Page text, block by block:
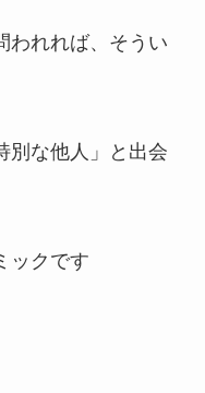
われれば、そうい
別な他人」と出会
ックです